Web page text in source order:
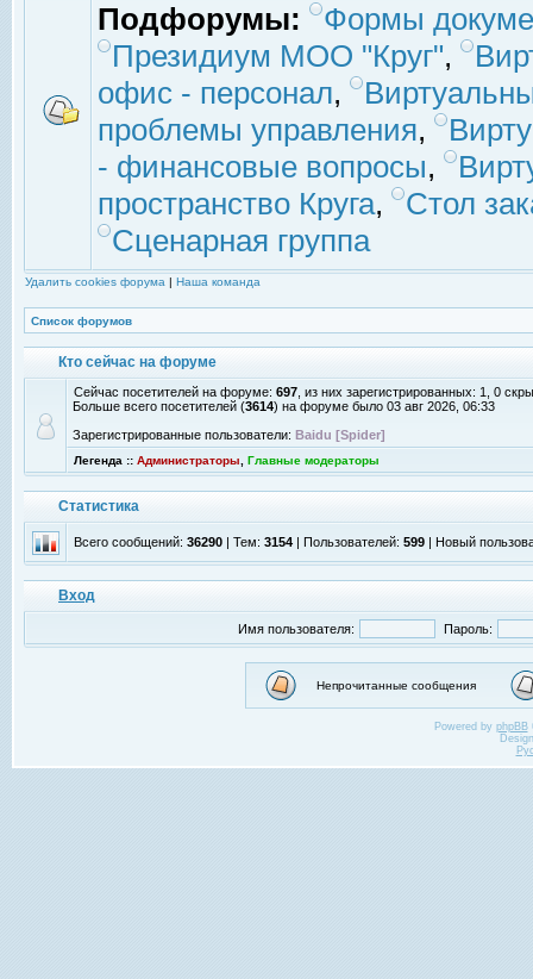
Подфорумы:
Формы
Президиум МОО "Круг",
офис - персонал,
проблемы управления,
- финансовые вопросы,
пространство Круга,
Стол
Сценарная группа
Удалить cookies форума | Наша команда
Список форумов
Кто сейчас на форуме
Сейчас посетителей на форуме: 697 , из них зарегистрированных: 1, 0
Больше всего посетителей (3614) на форуме было 03 авг 2026, 06:33
Зарегистрированные пользователи: Baidu [Spider]
Легенда :: Администраторы Главные модераторы
Статистика
Всего сообщений: 36290 | Тем: 3154 | Пользователей: 599 | Новый
Вход
Имя пользователя: Пароль:
Непрочитанные сообщения
Powered by phpBB